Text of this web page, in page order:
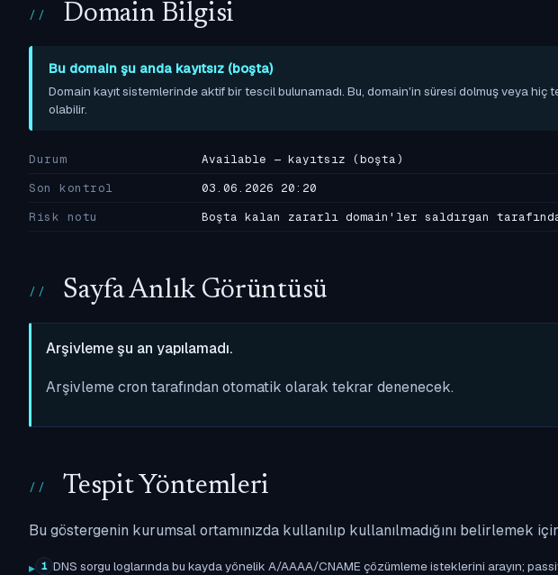
Domain Bilgisi
Bu domain şu anda kayıtsız (boşta)
Domain kayıt sistemlerinde aktif bir tescil bulunamadı. Bu, domain'in süresi dolmuş veya
olabilir.
Durum
Available — kayıtsız (boşta)
Son kontrol
03.06.2026 20:20
Risk notu
Boşta kalan zararlı domain'ler saldırgan
Sayfa Anlık Görüntüsü
Arşivleme şu an yapılamadı.
Arşivleme cron tarafından otomatik olarak tekrar denenecek.
Tespit Yöntemleri
Bu göstergenin kurumsal ortamınızda kullanılıp kullanılmadığını
1 DNS sorgu loglarında bu kayda yönelik A/AAAA/CNAME çözümleme isteklerini arayın;